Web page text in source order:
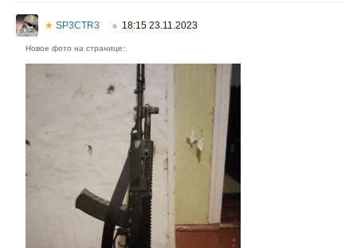
★ SP3CTR3 ○ 18:15 23.11.2023
Новое фото на странице: